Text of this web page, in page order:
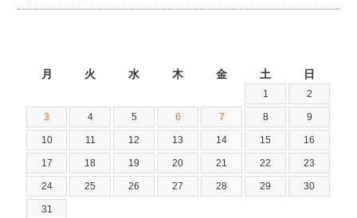
月 火 水 木 金 土 日
1 2
3 4 5 6 7 8 9
10 11 12 13 14 15 16
17 18 19 20 21 22 23
24 25 26 27 28 29 30
31